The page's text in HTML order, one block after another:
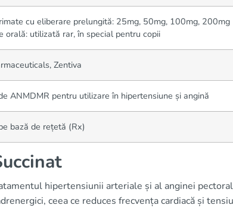
cu eliberare prelungită: 25mg, 50mg, 100mg, 200mg
orală: utilizată rar, în special pentru copii
Zentiva
ANMDMR pentru utilizare în hipertensiune și angină
bază de rețetă (Rx)
hipertensiunii arteriale și al anginei
ceea ce reduces frecvența cardiacă și